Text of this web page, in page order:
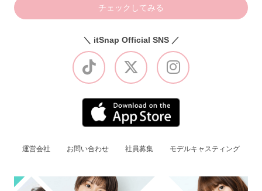
チェックしてみる
＼ itSnap Official SNS ／
運営会社 お問い合わせ 社員募集 モデルキャスティング